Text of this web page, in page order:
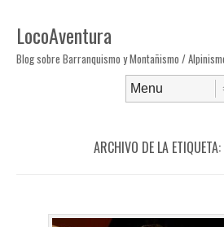
LocoAventura
Blog sobre Barranquismo y Montañismo /
ARCHIVO DE LA ETIQUETA: